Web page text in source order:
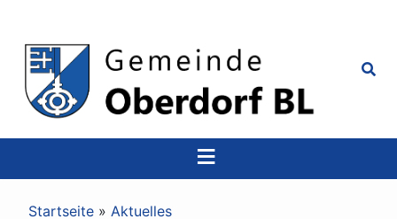
Pfadnavigation
Startseite Aktuelles